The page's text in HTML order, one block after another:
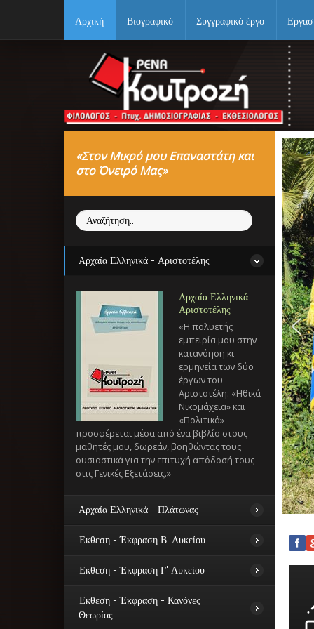
Συγγραφικό έργο
«Μικρά Βιβλία»
Αρχική Βιογραφικό Συγγραφικό έργο
«Στον Μικρό μου Επαναστάτη και
στο Όνειρό Μας»
Αναζήτηση...
Αρχαία Ελληνικά - Αριστοτέλης
Αρχαία Ελληνικά
Αριστοτέλης
«Η πολυετής
εμπειρία μου στην
κατανόηση κι
ερμηνεία των δύο
έργων του
Αριστοτέλη: «Ηθικά
Νικομάχεια» και
«Πολιτικά»
προσφέρεται μέσα από ένα βιβλίο στους
μαθητές μου, δωρεάν, βοηθώντας τους
ουσιαστικά για την επιτυχή απόδοσή τους
στις Γενικές Εξετάσεις.»
Αρχαία Ελληνικά - Πλάτωνας
ΑρχαίαΕλληνικά -
Πλάτωνας
«Αναλυτική
ερμηνευτική
προσέγγιση των
Έκθεση - Έκφραση Β' Λυκείου
Έκθεση - Έκφραση
Β' Λυκείου
«Η πολυετής,
Έκθεση - Έκφραση Γ' Λυκείου
Έκθεση - Έκφραση
Έκθεση - Έκφραση - Κανόνες
Θεωρίας